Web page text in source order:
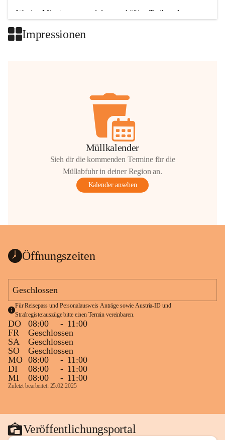
Wenige Minuten nur, und das geschäftige Treiben der
Impressionen
Müllkalender
Sieh dir die kommenden Termine für die
Müllabfuhr in deiner Region an.
Kalender ansehen
Öffnungszeiten
Geschlossen
Für Reisepass und Personalausweis Anträge sowie Austria-ID und
Strafregisterauszüge bitte einen Termin vereinbaren.
DO 08:00 - 11:00
FR
Geschlossen
SA
Geschlossen
SO
Geschlossen
MO 08:00 - 11:00
DI
08:00 - 11:00
MI
08:00 - 11:00
Zuletzt bearbeitet: 25.02.2025
Veröffentlichungsportal